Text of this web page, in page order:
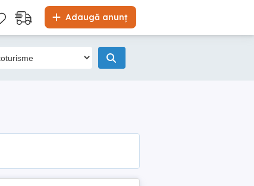
Adaugă anunț